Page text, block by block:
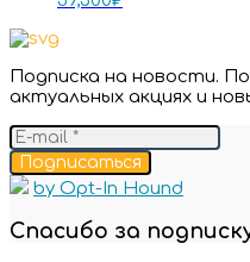
Подписка на новости.
актуальных акциях и
Подписаться
by Opt-In Hound
Спасибо за